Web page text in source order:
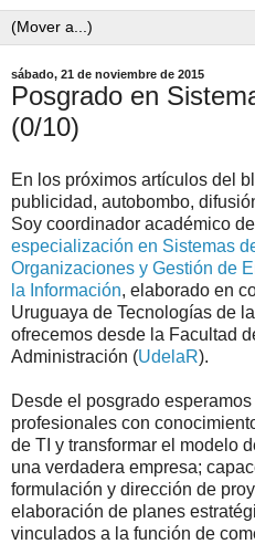
sábado, 21 de noviembre de 2015
Posgrado en
(0/10)
En los próximos artículos del
publicidad, autobombo,
Soy coordinador académico del
especialización en Sistemas
Organizaciones y Gestión de
la Información, elaborado en
Uruguaya de Tecnologías de
ofrecemos desde la Facultad
Administración (UdelaR).
Desde el posgrado
profesionales con
de TI y transformar el modelo
una verdadera empresa;
formulación y dirección de
elaboración de planes
vinculados a la función de